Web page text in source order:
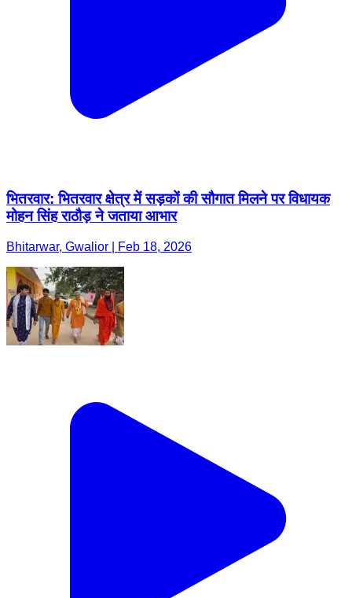
भितरवार: भितरवार क्षेत्र में सड़कों की सौगात मिलने पर विधायक
मोहन सिंह राठौड़ ने जताया आभार
Bhitarwar, Gwalior | Feb 18, 2026